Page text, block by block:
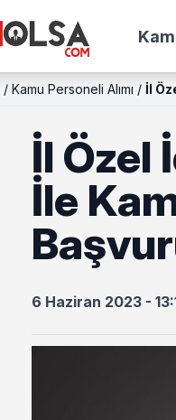
/ Kamu Personeli Alımı / İl
İl Özel
İle
6 Haziran 2023 -